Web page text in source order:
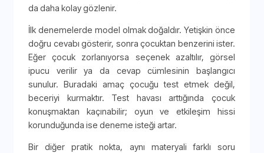
da daha kolay gözlenir.
İlk denemelerde model olmak doğaldır. Yetişkin önce
doğru cevabı gösterir, sonra çocuktan benzerini ister.
Eğer çocuk zorlanıyorsa seçenek azaltılır, görsel
ipucu verilir ya da cevap cümlesinin başlangıcı
sunulur. Buradaki amaç çocuğu test etmek değil,
beceriyi kurmaktır. Test havası arttığında çocuk
konuşmaktan kaçınabilir; oyun ve etkileşim hissi
korunduğunda ise deneme isteği artar.
Bir diğer pratik nokta, aynı materyali farklı soru